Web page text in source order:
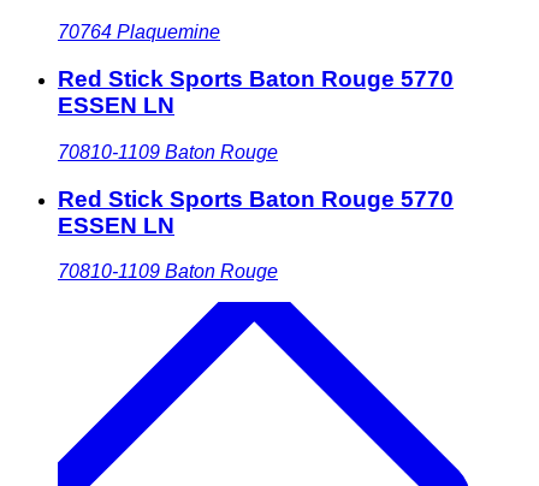
70764 Plaquemine
Red Stick Sports Baton Rouge 5770
ESSEN LN
70810-1109 Baton Rouge
Red Stick Sports Baton Rouge 5770
ESSEN LN
70810-1109 Baton Rouge